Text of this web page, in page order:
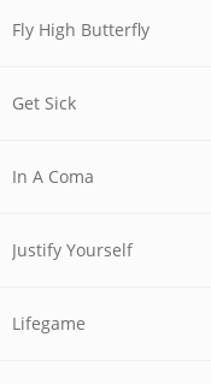
Fly High Butterfly
Get Sick
In A Coma
Justify Yourself
Lifegame